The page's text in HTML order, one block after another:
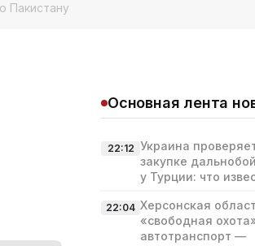
Пакистану
Основная лента
22:12 Украина
закупке
у Турции: что
22:04 Херсонская
«свободная
автотранспорт —